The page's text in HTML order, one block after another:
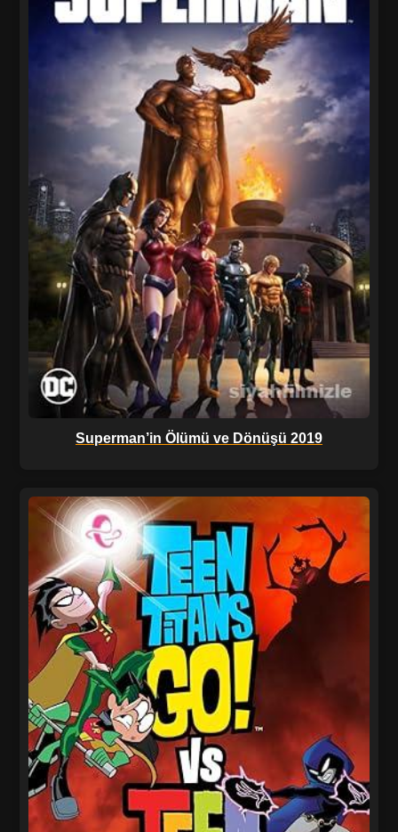
Superman’in Ölümü ve Dönüşü 2019